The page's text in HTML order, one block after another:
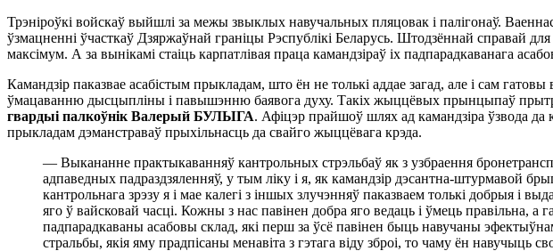
Трэніроўкі войскаў выйшлі за межы звыклых навучальных пляцовак і палігонаў.
ўзмацненні ўчасткаў Дзяржаўнай граніцы Рэспублікі Беларусь. Штодзённай справай для
максімум. А за вынікамі стаіць карпатлівая праца камандзіраў іх падпарадкаванага
Камандзір паказвае асабістым прыкладам, што ён не толькі аддае загад, але і сам
ўмацаванню дысцыпліны і павышэнню баявога духу. Такіх жыццёвых прынцыпаў
гвардыі палкоўнік Валерый БУЛЫГА. Афіцэр прайшоў шлях ад камандзіра ўзвода да
прыкладам дэманстраваў прыхільнасць да свайго жыццёвага крэда.
— Выкананне практыкаванняў кантрольных стрэльбаў як з узбраення
адпаведных падраздзяленняў, у тым ліку і я, як камандзір дэсантна-штурмавой
кантрольнага зрэзу я і мае калегі з іншых злучэнняў паказваем толькі добрыя і
яго ў вайсковай часці. Кожны з нас павінен добра яго ведаць і ўмець правільна,
падпарадкаваны асабовы склад, які перш за ўсё павінен быць навучаны
стральбы, якія яму прадпісаны менавіта з гэтага віду зброі, то чаму ён навучыць